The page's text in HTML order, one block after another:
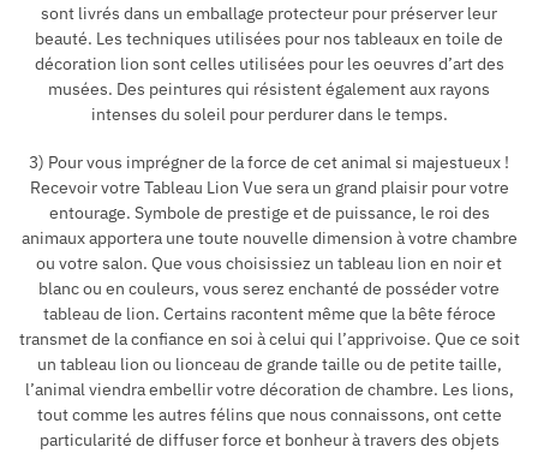
sont livrés dans un emballage protecteur pour préserver leur
beauté. Les techniques utilisées pour nos tableaux en toile de
décoration lion sont celles utilisées pour les oeuvres d’art des
musées. Des peintures qui résistent également aux rayons
intenses du soleil pour perdurer dans le temps.
3) Pour vous imprégner de la force de cet animal si majestueux !
Recevoir votre Tableau Lion Vue sera un grand plaisir pour votre
entourage. Symbole de prestige et de puissance, le roi des
animaux apportera une toute nouvelle dimension à votre chambre
ou votre salon. Que vous choisissiez un tableau lion en noir et
blanc ou en couleurs, vous serez enchanté de posséder votre
tableau de lion. Certains racontent même que la bête féroce
transmet de la confiance en soi à celui qui l’apprivoise. Que ce soit
un tableau lion ou lionceau de grande taille ou de petite taille,
l’animal viendra embellir votre décoration de chambre. Les lions,
tout comme les autres félins que nous connaissons, ont cette
particularité de diffuser force et bonheur à travers des objets